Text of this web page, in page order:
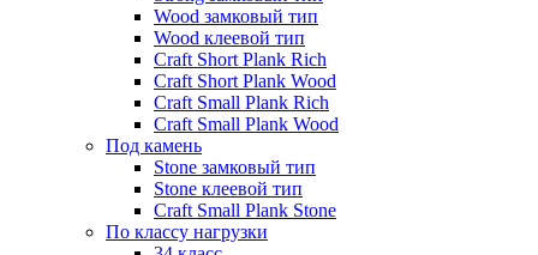
Wood замковый тип
Wood клеевой тип
Craft Short Plank Rich
Craft Short Plank Wood
Craft Small Plank Rich
Craft Small Plank Wood
Под камень
Stone замковый тип
Stone клеевой тип
Craft Small Plank Stone
По классу нагрузки